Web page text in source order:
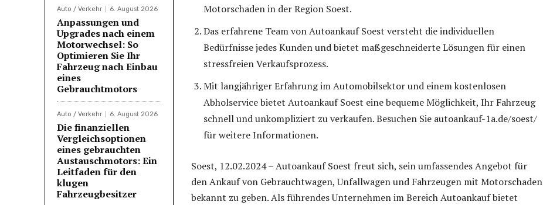
Auto / Verkehr 6. August 2026
Anpassungen und
Upgrades nach einem
Motorwechsel: So
Optimieren Sie Ihr
Fahrzeug nach Einbau
eines
Gebrauchtmotors
Auto / Verkehr 6. August 2026
Die finanziellen
Vergleichsoptionen
eines gebrauchten
Austauschmotors: Ein
Leitfaden für den
klugen
Fahrzeugbesitzer
Motorschaden in der Region Soest.
Das erfahrene Team von Autoankauf Soest versteht die individuellen
Bedürfnisse jedes Kunden und bietet maßgeschneiderte Lösungen für einen
stressfreien Verkaufsprozess.
Mit langjähriger Erfahrung im Automobilsektor und einem kostenlosen
Abholservice bietet Autoankauf Soest eine bequeme Möglichkeit, Ihr Fahrzeug
schnell und unkompliziert zu verkaufen. Besuchen Sie autoankauf-1a.de/soest/
für weitere Informationen.
Soest, 12.02.2024 – Autoankauf Soest freut sich, sein umfassendes Angebot für
den Ankauf von Gebrauchtwagen, Unfallwagen und Fahrzeugen mit Motorschaden
bekannt zu geben. Als führendes Unternehmen im Bereich Autoankauf bietet